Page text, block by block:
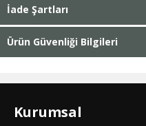
İade Şartları
Ürün Güvenliği Bilgileri
Kurumsal